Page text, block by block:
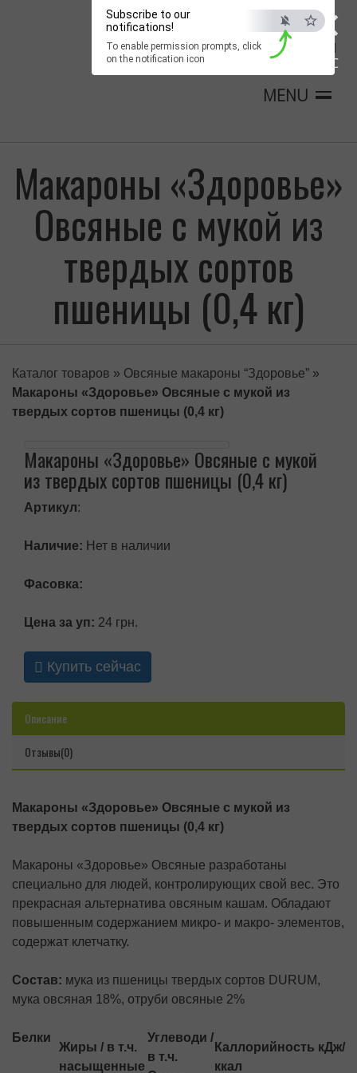
×
ESC
Subscribe to our
notifications!
To enable permission prompts, click
on the notification icon
MENU
Макароны «Здоровье»
Овсяные с мукой из
твердых сортов
пшеницы (0,4 кг)
Каталог товаров » Овсяные макароны “Здоровье” »
Макароны «Здоровье» Овсяные с мукой из
твердых сортов пшеницы (0,4 кг)
Макароны «Здоровье» Овсяные с мукой
из твердых сортов пшеницы (0,4 кг)
Артикул:
Наличие: Нет в наличии
Фасовка:
Цена за уп: 24 грн.
Купить сейчас
Описание
Отзывы(0)
Макароны «Здоровье» Овсяные с мукой из
твердых сортов пшеницы (0,4 кг)
Макароны «Здоровье» Овсяные разработаны
специально для людей, контролирующих свой вес. Это
прекрасная альтернатива овсяным кашам. Обладают
повышенным содержанием микро- и макро- элементов,
содержат клетчатку.
Состав: мука из пшеницы твердых сортов DURUM,
мука овсяная 18%, отруби овсяные 2%
Белки
Жиры / в т.ч.
насыщенные
Углеводи /
в т.ч.
Каллорийность кДж/
ккал